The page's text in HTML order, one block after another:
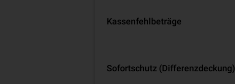
Kassenfehlbeträge
Sofortschutz (Differenzdeckung)